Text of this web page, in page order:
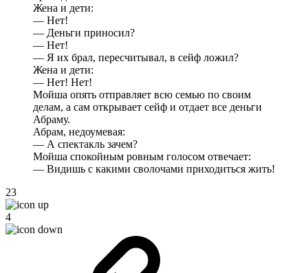
Жена и дети:
— Нет!
— Деньги приносил?
— Нет!
— Я их брал, пересчитывал, в сейф ложил?
Жена и дети:
— Нет! Нет!
Мойша опять отправляет всю семью по своим
делам, а сам открывает сейф и отдает все деньги
Абраму.
Абрам, недоумевая:
— А спектакль зачем?
Мойша спокойным ровным голосом отвечает:
— Видишь с какими сволочами приходиться жить!
23
4